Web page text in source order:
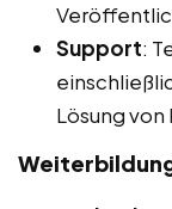
Support:
Lösung